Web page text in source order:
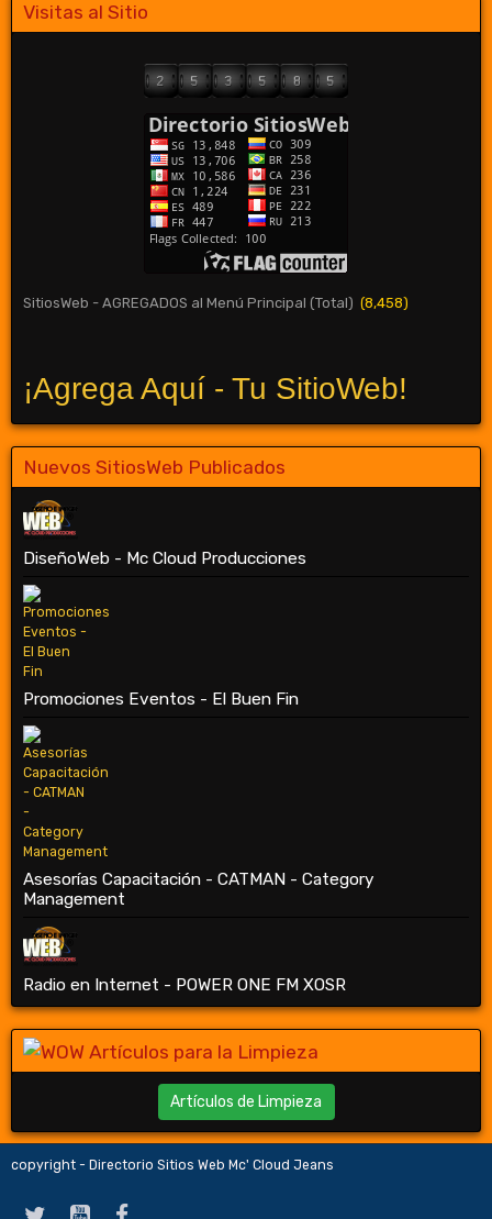
Visitas al Sitio
SitiosWeb - AGREGADOS al Menú Principal (Total) (8,458)
¡Agrega Aquí - Tu SitioWeb!
Nuevos SitiosWeb Publicados
DiseñoWeb - Mc Cloud Producciones
Promociones Eventos - El Buen Fin
Asesorías Capacitación - CATMAN - Category
Management
Radio en Internet - POWER ONE FM XOSR
Artículos de Limpieza
copyright - Directorio Sitios Web Mc' Cloud Jeans